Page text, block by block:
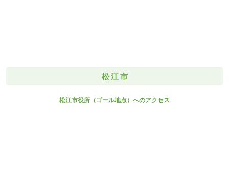
松江市
松江市役所（ゴール地点）へのアクセス